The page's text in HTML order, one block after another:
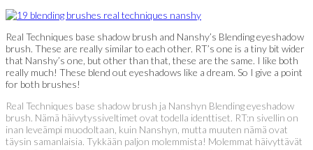
Real Techniques base shadow brush and Nanshy’s Blending eyeshadow
brush. These are really similar to each other. RT’s one is a tiny bit wider
that Nanshy’s one, but other than that, these are the same. I like both
really much! These blend out eyeshadows like a dream. So I give a point
for both brushes!
Real Techniques base shadow brush ja Nanshyn Blending eyeshadow
brush. Nämä häivytyssiveltimet ovat todella identtiset. RT:n sivellin on
inan leveämpi muodoltaan, kuin Nanshyn, mutta muuten nämä ovat
täysin samanlaisia. Tykkään paljon molemmista! Molemmat häivyttävät